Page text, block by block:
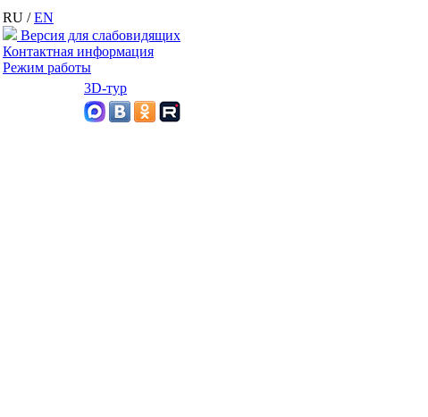
RU /EN
Версия для слабовидящих
Контактная информация
Режим работы
3D-тур